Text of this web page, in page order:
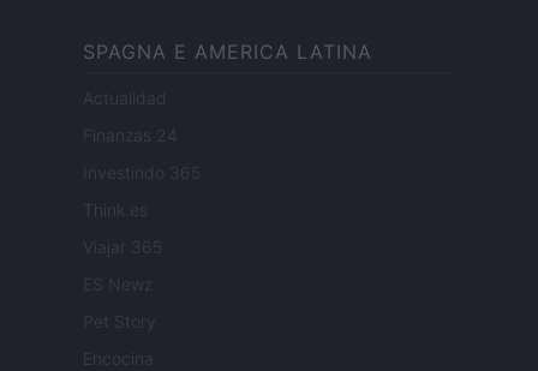
SPAGNA E AMERICA LATINA
Actualidad
Finanzas 24
Investindo 365
Think.es
Viajar 365
ES Newz
Pet Story
Encocina